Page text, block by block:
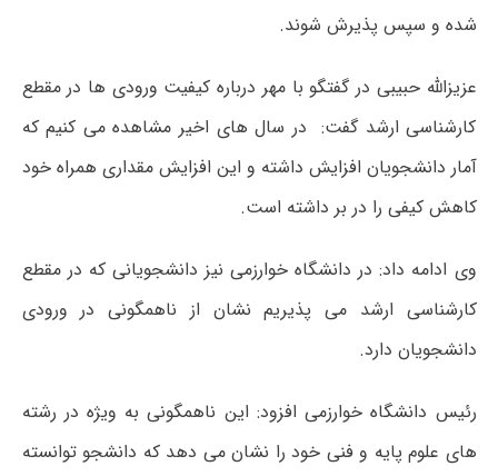
شده و سپس پذیرش شوند.
عزیزالله حبیبی در گفتگو با مهر درباره کیفیت ورودی ها در مقطع
کارشناسی ارشد گفت: در سال های اخیر مشاهده می کنیم که
آمار دانشجویان افزایش داشته و این افزایش مقداری همراه خود
کاهش کیفی را در بر داشته است.
وی ادامه داد: در دانشگاه خوارزمی نیز دانشجویانی که در مقطع
کارشناسی ارشد می پذیریم نشان از ناهمگونی در ورودی
دانشجویان دارد.
رئیس دانشگاه خوارزمی افزود: این ناهمگونی به ویژه در رشته
های علوم پایه و فنی خود را نشان می دهد که دانشجو توانسته